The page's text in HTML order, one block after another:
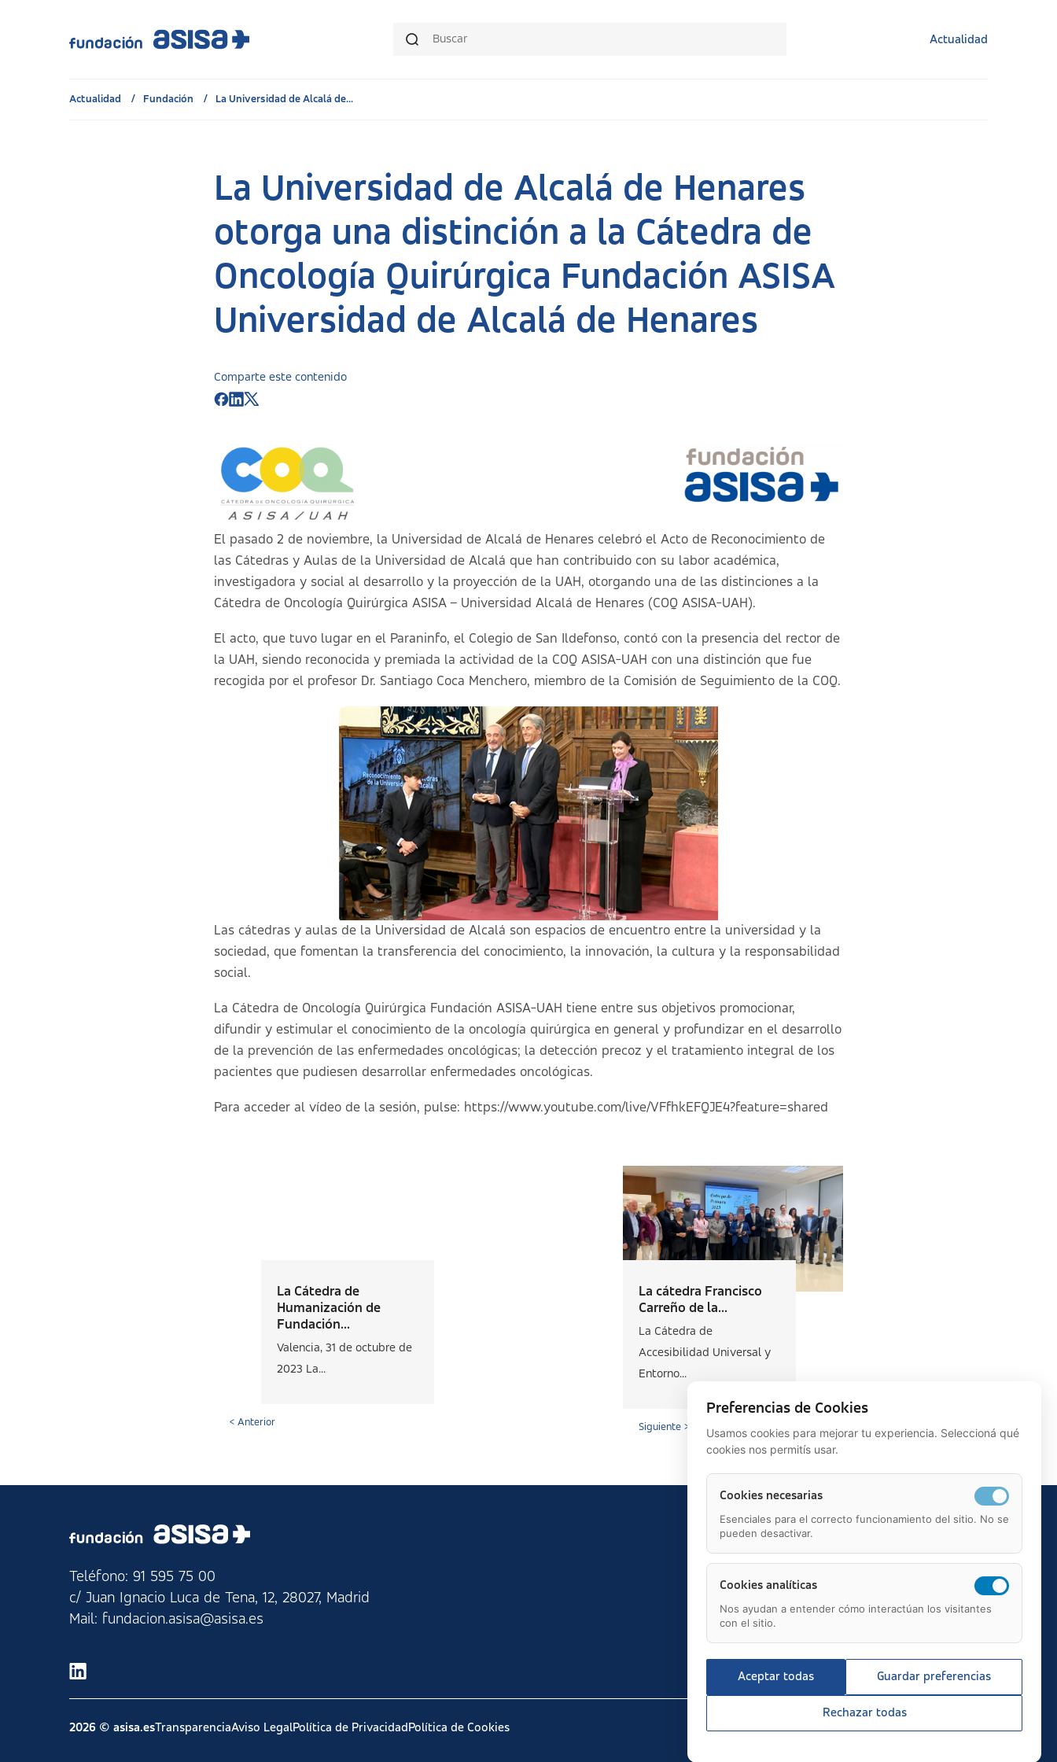
Actualidad
Actualidad Fundación La Universidad de Alcalá de...
La Universidad de Alcalá de Henares
otorga una distinción a la Cátedra de
Oncología Quirúrgica Fundación ASISA
Universidad de Alcalá de Henares
Comparte este contenido
El pasado 2 de noviembre, la Universidad de Alcalá de Henares celebró el Acto de Reconocimiento de
las Cátedras y Aulas de la Universidad de Alcalá que han contribuido con su labor académica,
investigadora y social al desarrollo y la proyección de la UAH, otorgando una de las distinciones a la
Cátedra de Oncología Quirúrgica ASISA – Universidad Alcalá de Henares (COQ ASISA-UAH).
El acto, que tuvo lugar en el Paraninfo, el Colegio de San Ildefonso, contó con la presencia del rector de
la UAH, siendo reconocida y premiada la actividad de la COQ ASISA-UAH con una distinción que fue
recogida por el profesor Dr. Santiago Coca Menchero, miembro de la Comisión de Seguimiento de la COQ.
Las cátedras y aulas de la Universidad de Alcalá son espacios de encuentro entre la universidad y la
sociedad, que fomentan la transferencia del conocimiento, la innovación, la cultura y la responsabilidad
social.
La Cátedra de Oncología Quirúrgica Fundación ASISA-UAH tiene entre sus objetivos promocionar,
difundir y estimular el conocimiento de la oncología quirúrgica en general y profundizar en el desarrollo
de la prevención de las enfermedades oncológicas; la detección precoz y el tratamiento integral de los
pacientes que pudiesen desarrollar enfermedades oncológicas.
Para acceder al vídeo de la sesión, pulse: https://www.youtube.com/live/VFfhkEFQJE4?feature=shared
La Cátedra de
Humanización de
Fundación...
Valencia, 31 de octubre de
2023 La...
< Anterior
La cátedra Francisco
Carreño de la...
La Cátedra de
Accesibilidad Universal y
Entorno...
Siguiente >
Teléfono: 91 595 75 00
c/ Juan Ignacio Luca de Tena, 12, 28027, Madrid
Mail: fundacion.asisa@asisa.es
2026 © asisa.esTransparenciaAviso LegalPolítica de Privacidad Política de Cookies
Preferencias de Cookies
Usamos cookies para mejorar tu experiencia. Seleccioná qué
cookies nos permitís usar.
Cookies necesarias
Esenciales para el correcto funcionamiento del sitio. No se
pueden desactivar.
Cookies analíticas
Nos ayudan a entender cómo interactúan los visitantes
con el sitio.
Aceptar todas Guardar preferencias
Rechazar todas